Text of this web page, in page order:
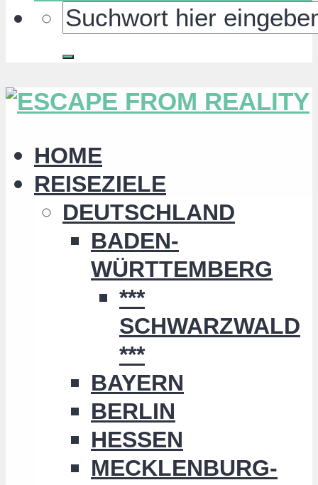
HOME
REISEZIELE
DEUTSCHLAND
BADEN-
WÜRTTEMBERG
***
SCHWARZWALD
***
BAYERN
BERLIN
HESSEN
MECKLENBURG-